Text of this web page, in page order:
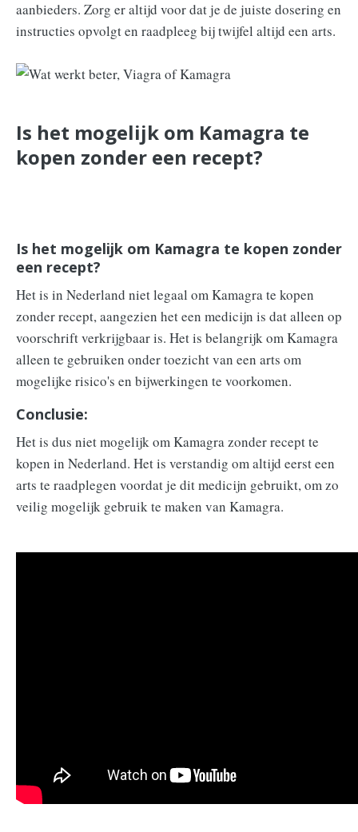
aanbieders. Zorg er altijd voor dat je de juiste dosering en
instructies opvolgt en raadpleeg bij twijfel altijd een arts.
Is het mogelijk om Kamagra te
kopen zonder een recept?
Is het mogelijk om Kamagra te kopen zonder
een recept?
Het is in Nederland niet legaal om Kamagra te kopen
zonder recept, aangezien het een medicijn is dat alleen op
voorschrift verkrijgbaar is. Het is belangrijk om Kamagra
alleen te gebruiken onder toezicht van een arts om
mogelijke risico's en bijwerkingen te voorkomen.
Conclusie:
Het is dus niet mogelijk om Kamagra zonder recept te
kopen in Nederland. Het is verstandig om altijd eerst een
arts te raadplegen voordat je dit medicijn gebruikt, om zo
veilig mogelijk gebruik te maken van Kamagra.